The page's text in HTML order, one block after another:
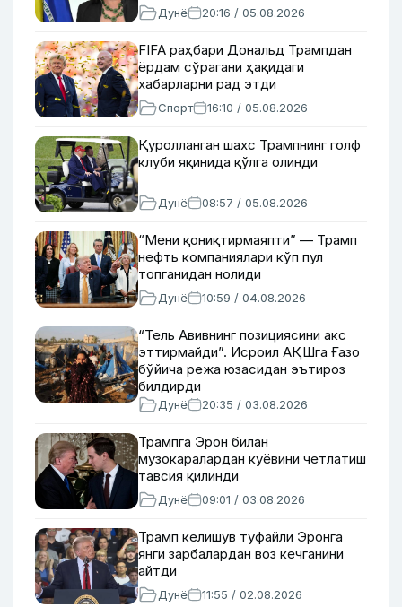
Дунё 20:16 / 05.08.2026
FIFA раҳбари Дональд Трампдан
ёрдам сўрагани ҳақидаги
хабарларни рад этди
Спорт 16:10 / 05.08.2026
Қуролланган шахс Трампнинг голф
клуби яқинида қўлга олинди
Дунё 08:57 / 05.08.2026
“Мени қониқтирмаяпти” — Трамп
нефть компаниялари кўп пул
топганидан нолиди
Дунё 10:59 / 04.08.2026
“Тель Авивнинг позициясини акс
эттирмайди”. Исроил АҚШга Ғазо
бўйича режа юзасидан эътироз
билдирди
Дунё 20:35 / 03.08.2026
Трампга Эрон билан
музокаралардан куёвини четлатиш
тавсия қилинди
Дунё 09:01 / 03.08.2026
Трамп келишув туфайли Эронга
янги зарбалардан воз кечганини
айтди
Дунё 11:55 / 02.08.2026